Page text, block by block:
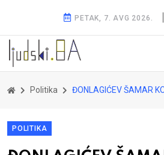
PETAK, 7. AVG 2026.
Politika ĐONLAGIĆEV ŠAMAR KONAKOVIĆU: Dug DF-a prema SDP-u nema veze s
POLITIKA